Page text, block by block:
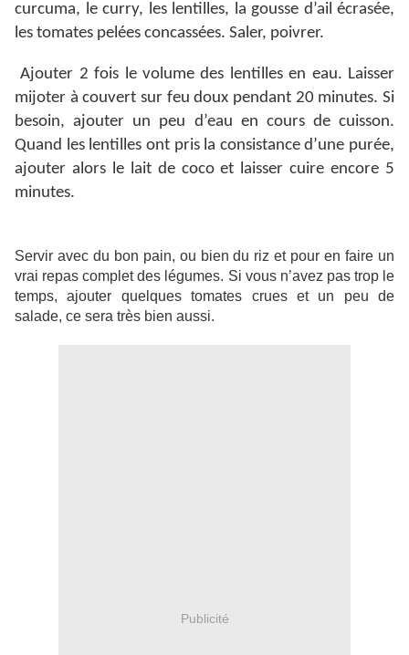
curcuma, le curry, les lentilles, la gousse d’ail écrasée,
les tomates pelées concassées. Saler, poivrer.
Ajouter 2 fois le volume des lentilles en eau. Laisser
mijoter à couvert sur feu doux pendant 20 minutes. Si
besoin, ajouter un peu d’eau en cours de cuisson.
Quand les lentilles ont pris la consistance d’une purée,
ajouter alors le lait de coco et laisser cuire encore 5
minutes.
Servir avec du bon pain, ou bien du riz et pour en faire un
vrai repas complet des légumes. Si vous n’avez pas trop le
temps, ajouter quelques tomates crues et un peu de
salade, ce sera très bien aussi.
Publicité